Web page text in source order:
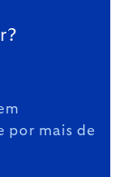
por mais de